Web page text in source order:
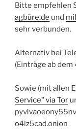
Bitte empfehlen
agbüre.de und
sehr verbunden.
Alternativ bei
(Einträge ab dem
Sowie (mit allen
Service" via Tor
o4lz5cad.onion